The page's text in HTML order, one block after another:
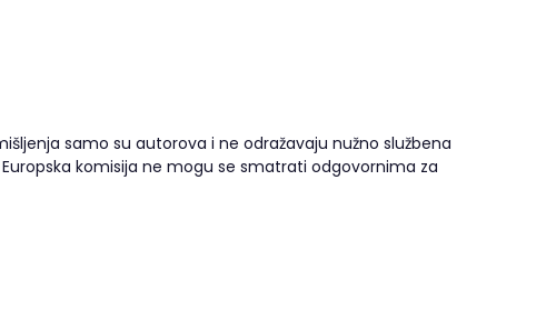
samo su autorova i ne odražavaju nužno službena
Europska komisija ne mogu se smatrati odgovornima za